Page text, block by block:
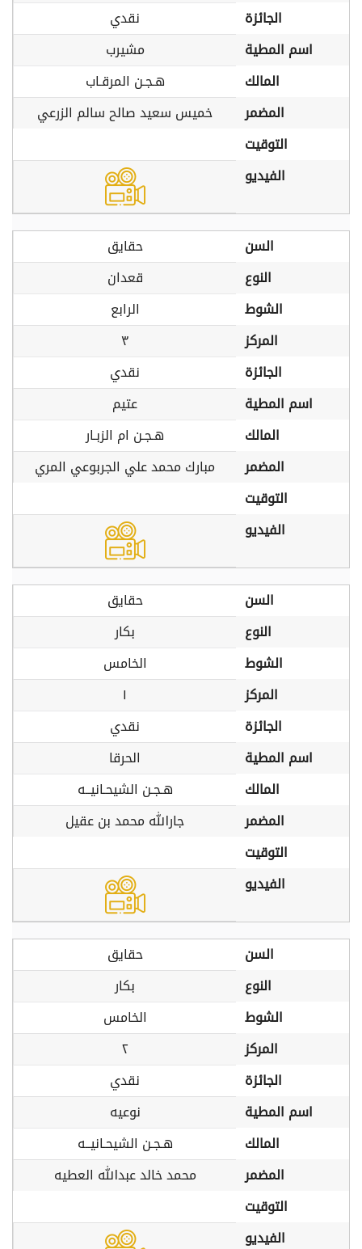
الجائزة
نقدي
اسم المطية
مشيرب
المالك
هـجـن المرقـاب
المضمر
خميس سعيد صالح سالم الزرعي
التوقيت
الفيديو
السن
حقايق
النوع
قعدان
الشوط
الرابع
المركز
٣
الجائزة
نقدي
اسم المطية
عتيم
المالك
هـجـن ام الزبـار
المضمر
مبارك محمد علي الجربوعي المري
التوقيت
الفيديو
السن
حقايق
النوع
بكار
الشوط
الخامس
المركز
١
الجائزة
نقدي
اسم المطية
الحرقا
المالك
هـجـن الشيحـانيــه
المضمر
جارالله محمد بن عقيل
التوقيت
الفيديو
السن
حقايق
النوع
بكار
الشوط
الخامس
المركز
٢
الجائزة
نقدي
اسم المطية
نوعيه
المالك
هـجـن الشيحـانيــه
المضمر
محمد خالد عبدالله العطيه
التوقيت
الفيديو